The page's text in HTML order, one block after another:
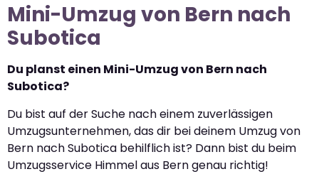
Mini-Umzug von Bern nach
Subotica
Du planst einen Mini-Umzug von Bern nach
Subotica?
Du bist auf der Suche nach einem zuverlässigen
Umzugsunternehmen, das dir bei deinem Umzug von
Bern nach Subotica behilflich ist? Dann bist du beim
Umzugsservice Himmel aus Bern genau richtig!